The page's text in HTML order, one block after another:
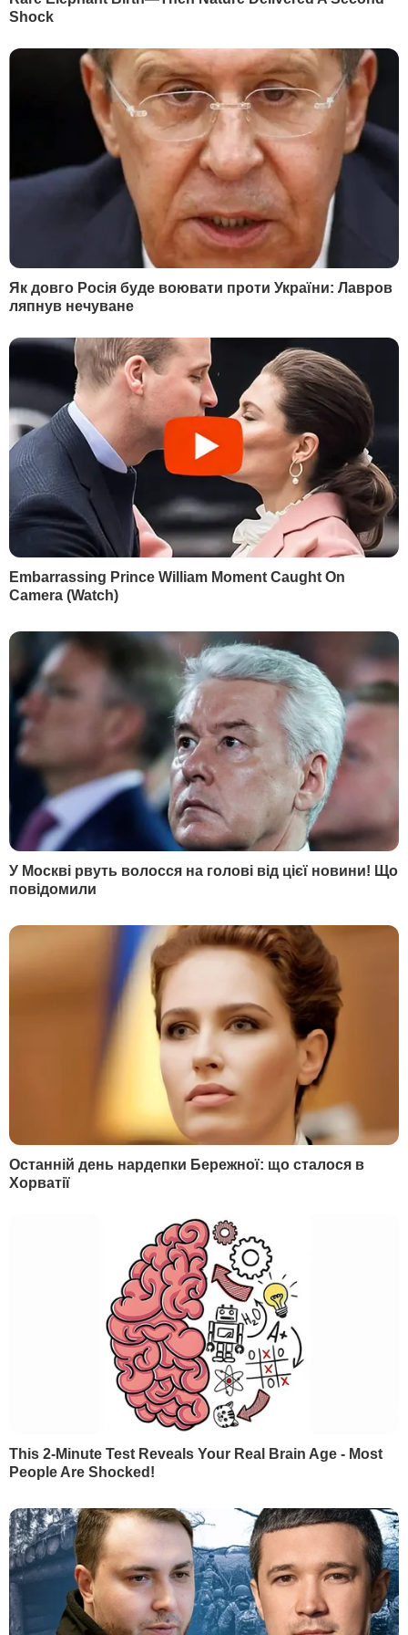
RSS ЛЕНТА
GOOGLE NEWS
ГОРОСКОП
Гороскоп на 7-8 августа для всех знаков Зодиака
Зодиакальный гороскоп на август 2026 года для всех
12 знаков
Какой праздник 6 августа в Украине и мире
Животное-покровитель 2026
ДЕНЬ АНГЕЛА СЕГОДНЯ
Именины 6 августа 2026 года
Привітання з Днем народження
ЦЕРКОВНЫЙ ПРАЗДНИК СЕГОДНЯ
Церковный праздник 6 августа 2026 года
ПОГОДА Прогноз погоды на 4 августа 2026 года
Сколько стоят доллар, евро и злотый 4 августа 2026
года
КУРЬЕЗЫ
5 интересных украинских слов, которые были
Что такое "остров городского тепла" и почему города
нагреваются быстрее
Для чего в раковине нужно второе отверстие: его
функция вас непременно удивит
Что нужно сделать с розами в августе, чтобы они
пышно и ярко цвели до осени
Кейт Бекинсэйл в сапогах на огромной платформе и с
Напиток, который может остановить сердце: врач
рассказал об употреблении энергетиков в жару
ПОПУЛЯРНЫЕ ТЕГИ Владимир Зеленский
Дональд Трамп Війна Михайло Мудрик
Ольга Стефанішина
04080, г. Киев, ул. Кириловская, дом 23
Телефон —044 490 01 01.
Адрес электронной почты —feedback@tsn.ua
Идентификатор онлайн-медиа в Реестре cубъектов
в сфере медиа — R40-05195